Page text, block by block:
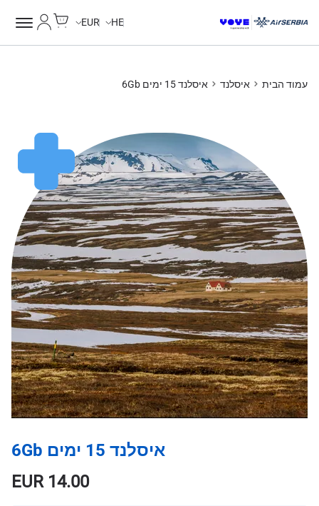
HE
EUR
עמוד הבית איסלנד איסלנד 15 ימים 6Gb
איסלנד 15 ימים 6Gb
EUR14.00